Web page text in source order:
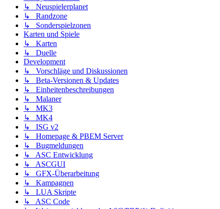
↳ Neuspielerplanet
↳ Randzone
↳ Sonderspielzonen
Karten und Spiele
↳ Karten
↳ Duelle
Development
↳ Vorschläge und Diskussionen
↳ Beta-Versionen & Updates
↳ Einheitenbeschreibungen
↳ Malaner
↳ MK3
↳ MK4
↳ ISG v2
↳ Homepage & PBEM Server
↳ Bugmeldungen
↳ ASC Entwicklung
↳ ASCGUI
↳ GFX-Überarbeitung
↳ Kampagnen
↳ LUA Skripte
↳ ASC Code